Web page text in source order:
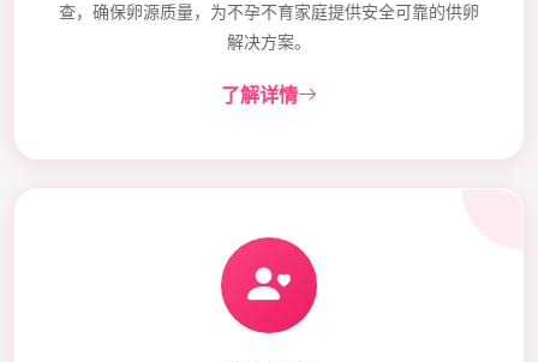
查，确保卵源质量，为不孕不育家庭提供安全可靠的供卵
解决方案。
了解详情